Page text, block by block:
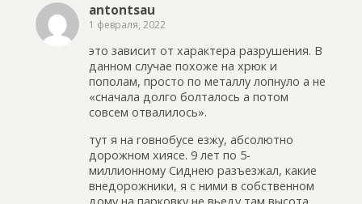
antontsau
1 февраля, 2022
это зависит от характера разрушения. В
данном случае похоже на хрюк и
пополам, просто по металлу лопнуло а не
«сначала долго болталось а потом
совсем отвалилось».
тут я на говнобусе езжу, абсолютно
дорожном хиясе. 9 лет по 5-
миллионному Сиднею разъезжал, какие
внедорожники, я с ними в собственном
дому на парковку не вьеду там высота